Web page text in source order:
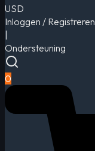
USD
Inloggen / Registreren
Ondersteuning
0